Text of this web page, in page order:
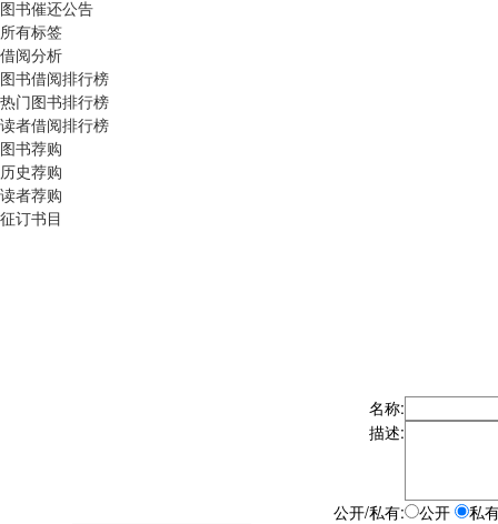
图书催还公告
所有标签
借阅分析
图书借阅排行榜
热门图书排行榜
读者借阅排行榜
图书荐购
历史荐购
读者荐购
征订书目
名称:
描述:
公开/私有: 公开
私